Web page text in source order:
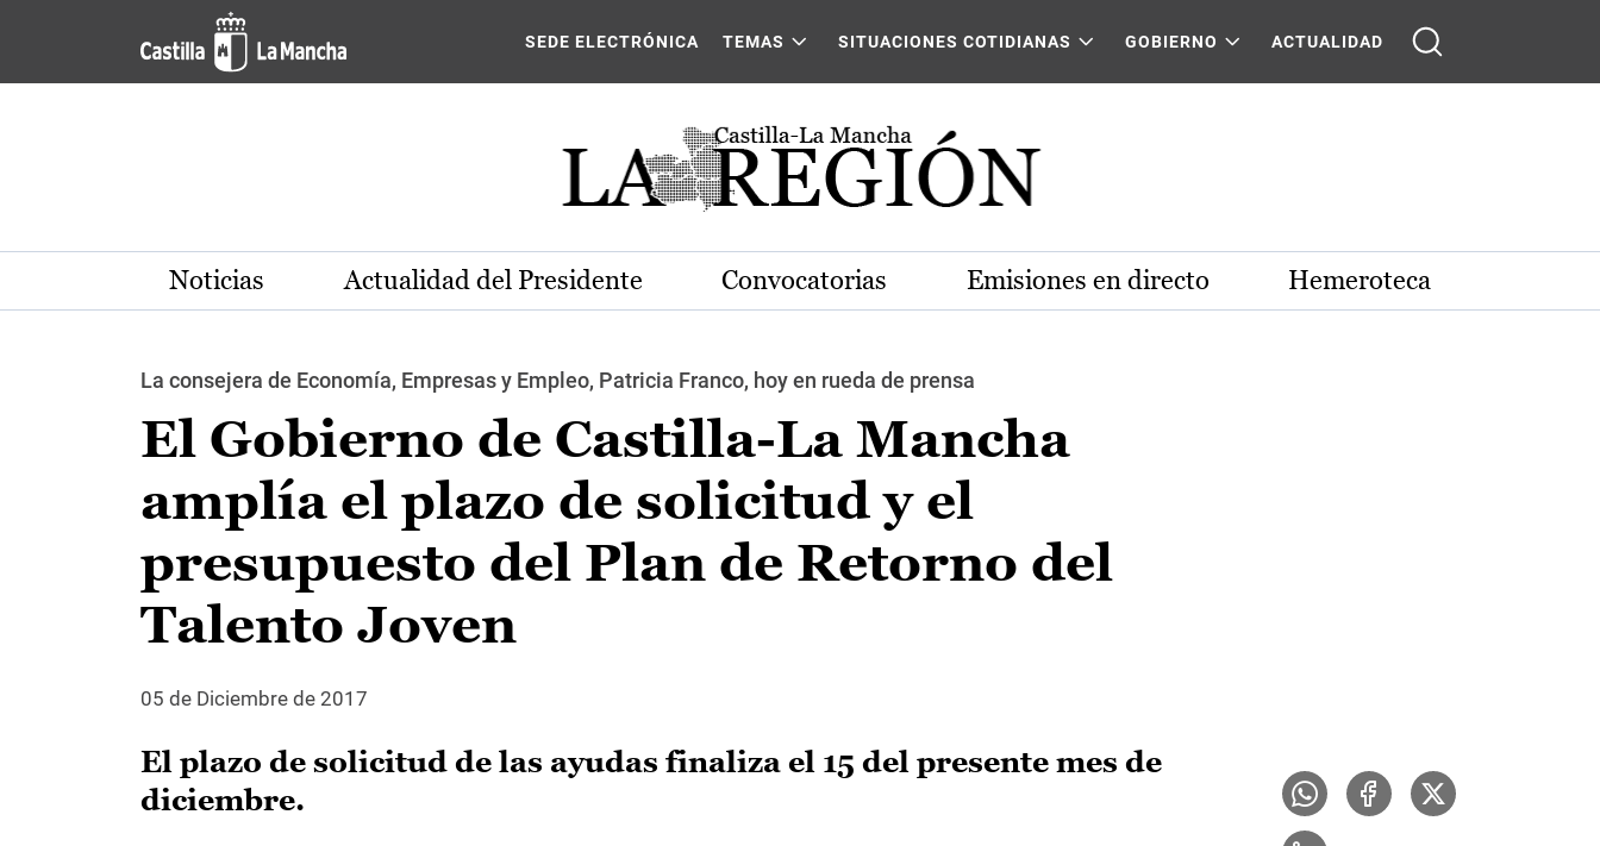
Pasar al contenido principal
SEDE ELECTRÓNICA TEMAS SITUACIONES COTIDIANAS GOBIERNO ACTUALIDAD
Noticias Actualidad del Presidente Convocatorias Emisiones en directo Hemeroteca
La consejera de Economía, Empresas y Empleo, Patricia Franco, hoy en rueda de prensa
El Gobierno de Castilla-La Mancha
amplía el plazo de solicitud y el
presupuesto del Plan de Retorno del
Talento Joven
05 de Diciembre de 2017
El plazo de solicitud de las ayudas finaliza el 15 del presente mes de
diciembre.